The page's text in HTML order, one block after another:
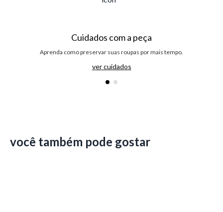
Cuidados com a peça
Aprenda como preservar suas roupas por mais tempo.
ver cuidados
você também pode gostar